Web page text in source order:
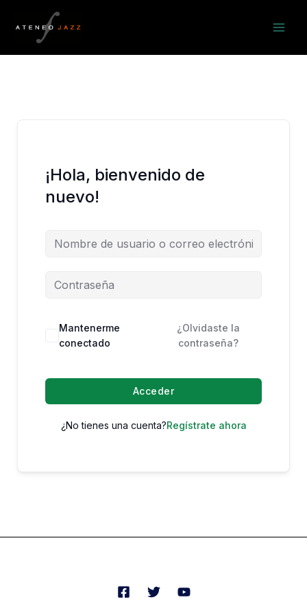
contenido
¡Hola, bienvenido de
nuevo!
Mantenerme
conectado
¿Olvidaste la
contraseña?
Acceder
¿No tienes una cuenta?Regístrate ahora